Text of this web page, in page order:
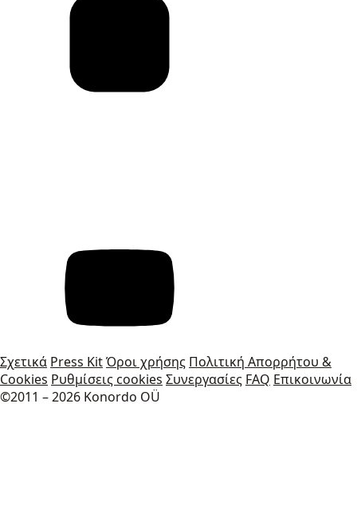
Σχετικά Press KitΌροι χρήσης Πολιτική Απορρήτου &
Cookies Ρυθμίσεις cookies Συνεργασίες FAQ Επικοινωνία
©2011 – 2026 Konordo OÜ